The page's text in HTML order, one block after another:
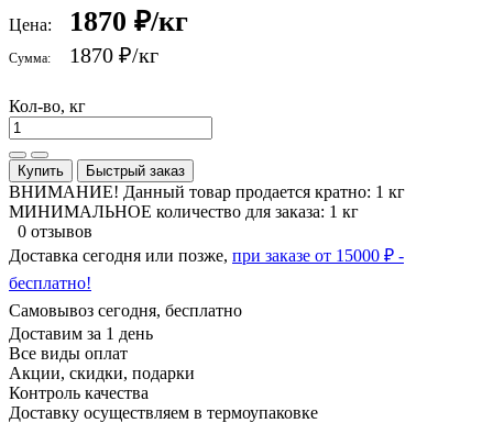
Цена:
1870 ₽/кг
Сумма: 1870 ₽/кг
Кол-во, кг
Купить Быстрый заказ
ВНИМАНИЕ! Данный товар продается кратно: 1 кг
МИНИМАЛЬНОЕ количество для заказа: 1 кг
0 отзывов
Доставка сегодня или позже, при заказе от 15000 ₽ -
бесплатно!
Самовывоз сегодня, бесплатно
Доставим за 1 день
Все виды оплат
Акции, скидки, подарки
Контроль качества
Доставку осуществляем в термоупаковке